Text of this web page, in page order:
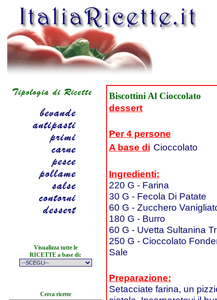
Visualizza tutte le
RICETTE a base di:
Cerca ricette
Biscottini Al Cioccolato
dessert
Per 4 persone
A base di Cioccolato
Ingredienti:
220 G - Farina
30 G - Fecola Di Patate
60 G - Zucchero
180 G - Burro
60 G - Uvetta Sultanina
250 G - Cioccolato
Sale
Preparazione:
Setacciate farina, un